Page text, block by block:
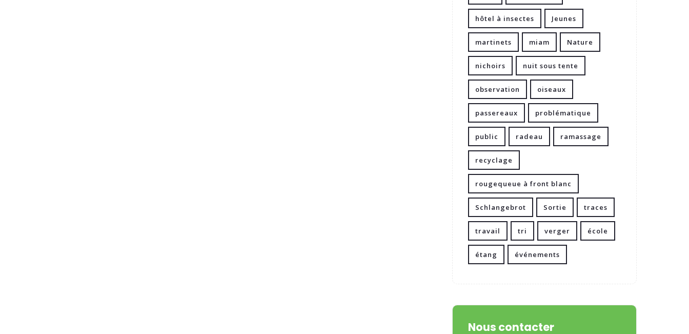
hôtel à insectes Jeunes
martinets miam Nature
nichoirs nuit sous tente
observation oiseaux
passereaux problématique
public radeau ramassage
recyclage
rougequeue à front blanc
Schlangebrot Sortie traces
travail tri verger école
étang événements
Nous contacter